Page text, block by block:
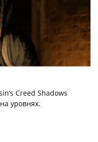
Creed Shadows
уровнях.